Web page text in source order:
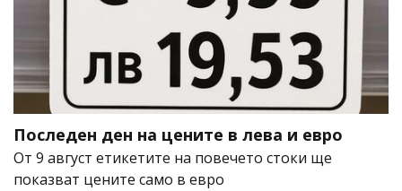
Последен ден на цените в лева и евро
От 9 август етикетите на повечето стоки ще
показват цените само в евро